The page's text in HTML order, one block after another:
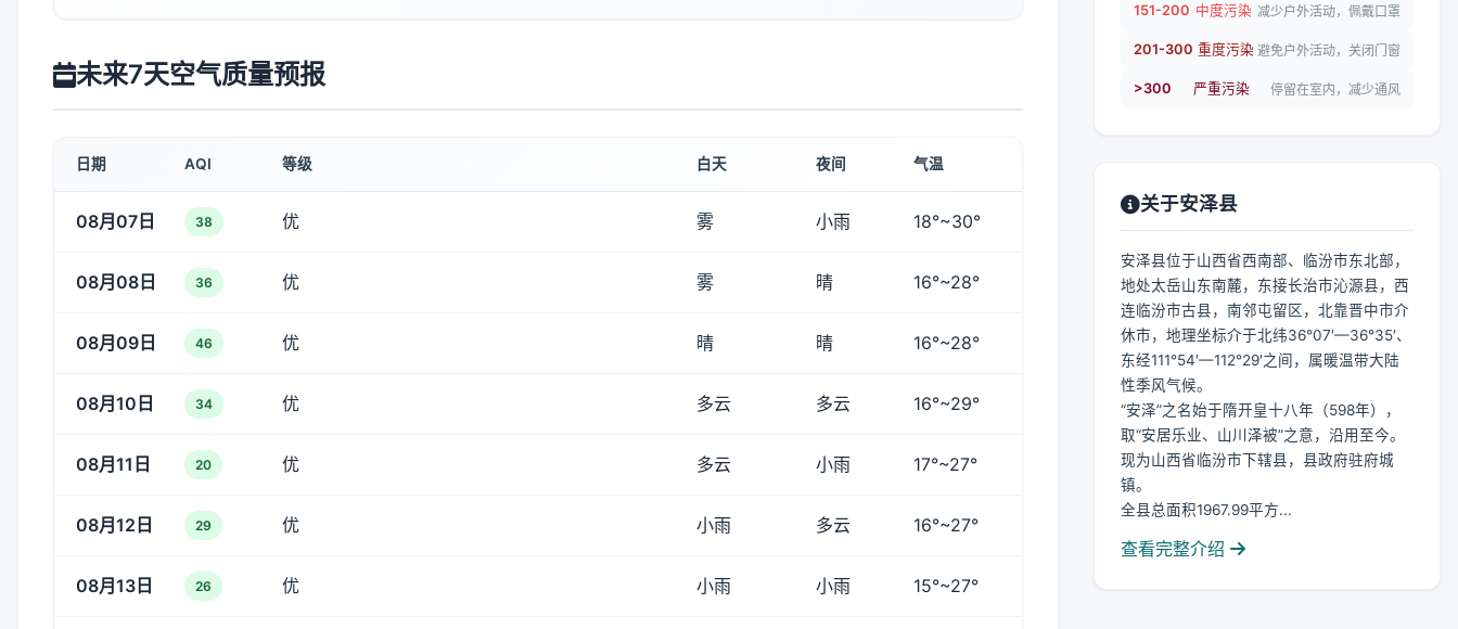
未来7天空气质量预报
日期 AQI 等级 白天 夜间 气温
08月07日 38 优 雾 小雨 18°~30°
08月08日 36 优 雾 晴 16°~28°
08月09日 46 优 晴 晴 16°~28°
08月10日 34 优 多云 多云 16°~29°
08月11日 20 优 多云 小雨 17°~27°
08月12日 29 优 小雨 多云 16°~27°
08月13日 26 优 小雨 小雨 15°~27°
151-200 中度污染 减少户外活动，佩戴口罩
201-300 重度污染 避免户外活动，关闭门窗
>300 严重污染 停留在室内，减少通风
关于安泽县
安泽县位于山西省西南部、临汾市东北部，
地处太岳山东南麓，东接长治市沁源县，西
连临汾市古县，南邻屯留区，北靠晋中市介
休市，地理坐标介于北纬36°07′—36°35′、
东经111°54′—112°29′之间，属暖温带大陆
性季风气候。
“安泽”之名始于隋开皇十八年（598年），
取“安居乐业、山川泽被”之意，沿用至今。
现为山西省临汾市下辖县，县政府驻府城
镇。
全县总面积1967.99平方...
查看完整介绍